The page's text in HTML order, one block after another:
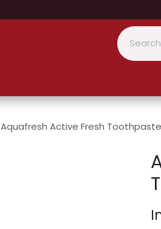
Aquafresh Active Fresh Toothpaste